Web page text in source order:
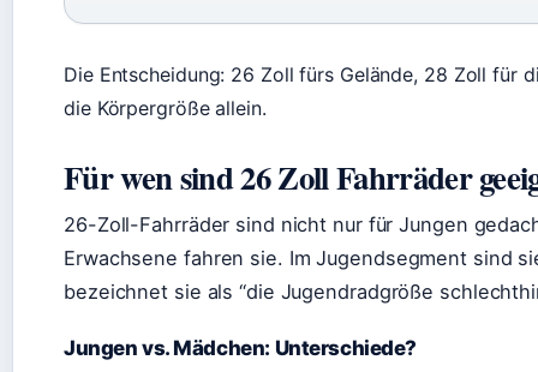
Die Entscheidung: 26 Zoll fürs Gelände, 28 Zoll für
die Körpergröße allein.
Für wen sind 26 Zoll Fahrräder
26-Zoll-Fahrräder sind nicht nur für Jungen
Erwachsene fahren sie. Im Jugendsegment sind
bezeichnet sie als “die Jugendradgröße
Jungen vs. Mädchen: Unterschiede?